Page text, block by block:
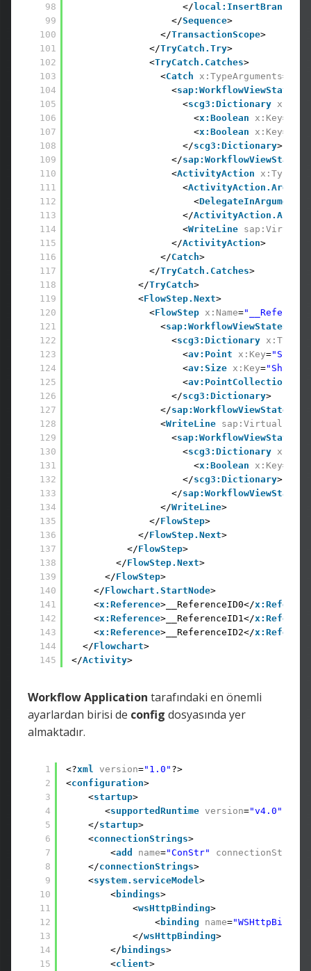
98
99
100
101
102
103
104
105
106
107
108
109
110
111
112
113
114
115
116
117
118
119
120
121
122
123
124
125
126
127
128
129
130
131
132
133
134
135
136
137
138
139
140
141
142
143
144
145
</
</Sequence>
</TransactionScope>
</TryCatch.Try>
<TryCatch.Catches>
<Catch x:TypeArguments=
<
<scg3:Dictionary
<x:Boolean x:Key=
<x:Boolean x:Key=
</scg3:Dictionary>
</
<ActivityAction
<
<DelegateInArgument
</
<WriteLine
</ActivityAction>
</Catch>
</TryCatch.Catches>
</TryCatch>
<FlowStep.Next>
<FlowStep x:Name=
<
<scg3:Dictionary
<av:Point x:Key=
<av:Size x:Key=
<av:PointCollection
</scg3:Dictionary>
</
<WriteLine
<
<scg3:Dictionary
<x:Boolean x:Key=
</scg3:Dictionary>
</
</WriteLine>
</FlowStep>
</FlowStep.Next>
</FlowStep>
</FlowStep.Next>
</FlowStep>
</Flowchart.StartNode>
<x:Reference>__ReferenceID0</
<x:Reference>__ReferenceID1</
<x:Reference>__ReferenceID2</
</Flowchart>
</Activity>
Workflow Application tarafındaki en önemli
ayarlardan birisi de config dosyasında yer
almaktadır.
1
2
3
4
5
6
7
8
9
10
11
12
13
14
15
<?xml version="1.0" ?>
<configuration>
<startup>
<supportedRuntime version="v4.0"
</startup>
<connectionStrings>
<add name="ConStr" connectionString
</connectionStrings>
<system.serviceModel >
<bindings>
<wsHttpBinding>
<binding name=
</wsHttpBinding>
</ bindings>
<client>